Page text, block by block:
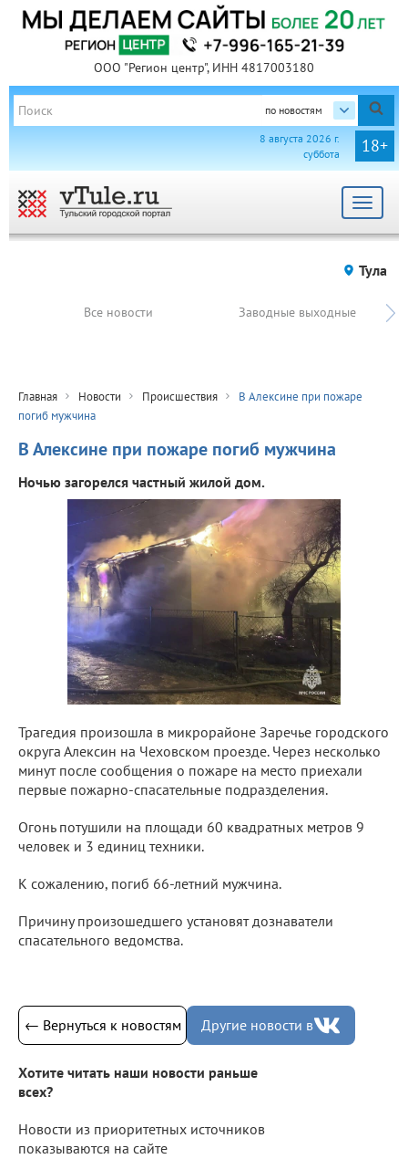
ООО "Регион центр", ИНН 4817003180
по новостям
18+
8 августа 2026 г.
суббота
Toggle
Тула
Все новости Заводные выходные
Главная Новости Происшествия
В Алексине при пожаре
погиб мужчина
В Алексине при пожаре погиб мужчина
Ночью загорелся частный жилой дом.
Трагедия произошла в микрорайоне Заречье городского
округа Алексин на Чеховском проезде. Через несколько
минут после сообщения о пожаре на место приехали
первые пожарно-спасательные подразделения.
Огонь потушили на площади 60 квадратных метров 9
человек и 3 единиц техники.
К сожалению, погиб 66-летний мужчина.
Причину произошедшего установят дознаватели
спасательного ведомства.
← Вернуться к новостям Другие новости в
Хотите читать наши новости раньше
всех?
Новости из приоритетных источников
показываются на сайте